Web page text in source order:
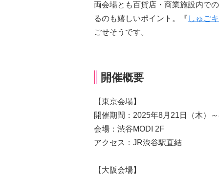
両会場とも百貨店・商業施設内で
るのも嬉しいポイント。『 しゅご
ごせそうです。
開催概要
【東京会場】
開催期間：2025年8月21日（木）
会場：渋谷MODI 2F
アクセス：JR渋谷駅直結
【大阪会場】